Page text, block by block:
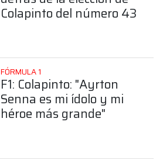
Colapinto del número 43
FÓRMULA 1
F1: Colapinto: "Ayrton
Senna es mi ídolo y mi
héroe más grande"